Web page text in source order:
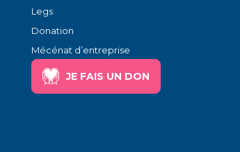
Legs
Donation
Mécénat d’entreprise
JE FAIS UN DON